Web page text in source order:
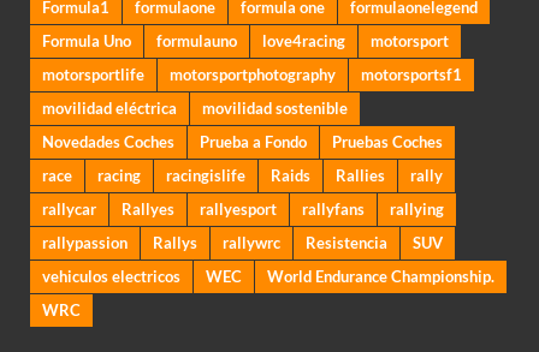
Formula1
formulaone formula one
formulaonelegend
Formula Uno
formulauno love4racing
motorsport
motorsportlife
motorsportphotography
motorsportsf1
movilidad eléctrica
movilidad sostenible
Novedades Coches
Prueba a Fondo
Pruebas Coches
race
racing racingislife Raids Rallies
rally
rallycar
Rallyes rallyesport rallyfans
rallying
rallypassion
Rallys rallywrc Resistencia
SUV
vehiculos electricos
WEC
World Endurance Championship.
WRC